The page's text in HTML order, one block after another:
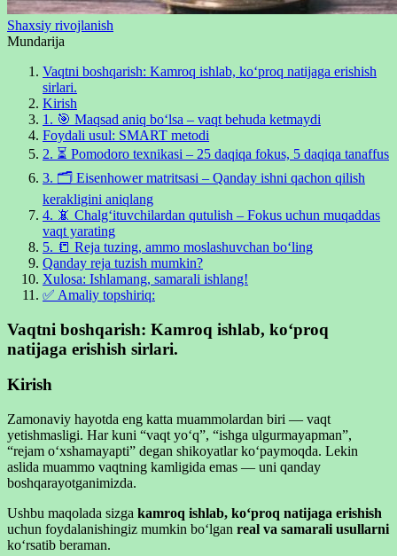
Shaxsiy rivojlanish
Mundarija
Vaqtni boshqarish: Kamroq ishlab, ko‘proq natijaga erishish
sirlari.
Kirish
1. 🎯 Maqsad aniq bo‘lsa – vaqt behuda ketmaydi
Foydali usul: SMART metodi
2. ⏳ Pomodoro texnikasi – 25 daqiqa fokus, 5 daqiqa tanaffus
3. 🗂 Eisenhower matritsasi – Qanday ishni qachon qilish
kerakligini aniqlang
4. 📵 Chalg‘ituvchilardan qutulish – Fokus uchun muqaddas
vaqt yarating
5. 📒 Reja tuzing, ammo moslashuvchan bo‘ling
Qanday reja tuzish mumkin?
Xulosa: Ishlamang, samarali ishlang!
✅ Amaliy topshiriq:
Vaqtni boshqarish: Kamroq ishlab, ko‘proq
natijaga erishish sirlari.
Kirish
Zamonaviy hayotda eng katta muammolardan biri — vaqt
yetishmasligi. Har kuni “vaqt yo‘q”, “ishga ulgurmayapman”,
“rejam o‘xshamayapti” degan shikoyatlar ko‘paymoqda. Lekin
aslida muammo vaqtning kamligida emas — uni qanday
boshqarayotganimizda.
Ushbu maqolada sizga kamroq ishlab, ko‘proq natijaga erishish
uchun foydalanishingiz mumkin bo‘lgan real va samarali usullarni
ko‘rsatib beraman.